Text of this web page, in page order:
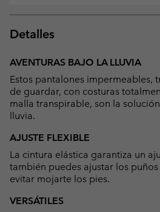
Detalles
AVENTURAS BAJO LA LLUVIA
Estos pantalones impermeables,
de guardar, con costuras
malla transpirable, son la
lluvia.
AJUSTE FLEXIBLE
La cintura elástica garantiza un
también puedes ajustar los
evitar mojarte los pies.
VERSÁTILES